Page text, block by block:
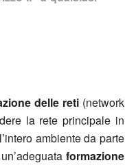
delle reti (network
la rete principale in
ambiente da parte
formazione